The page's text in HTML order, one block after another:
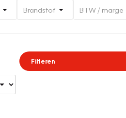
Brandstof BTW / marge
Filteren